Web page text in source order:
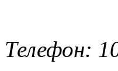
Телефон: